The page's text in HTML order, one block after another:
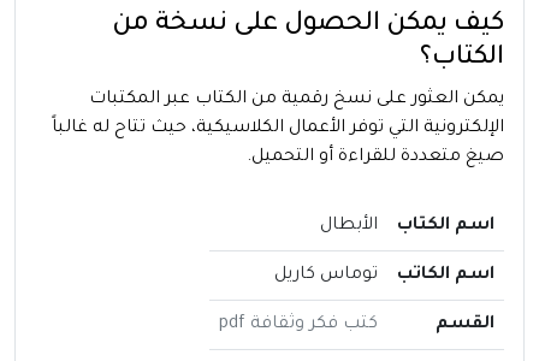
كيف يمكن الحصول على نسخة من
الكتاب؟
يمكن العثور على نسخ رقمية من الكتاب عبر المكتبات
الإلكترونية التي توفر الأعمال الكلاسيكية، حيث تتاح له غالباً
صيغ متعددة للقراءة أو التحميل.
اسم الكتاب الأبطال
اسم الكاتب توماس كاريل
القسم كتب فكر وثقافة pdf